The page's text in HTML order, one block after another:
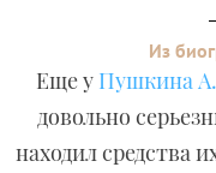
Из
Еще у Пушкина
довольно
находил средства